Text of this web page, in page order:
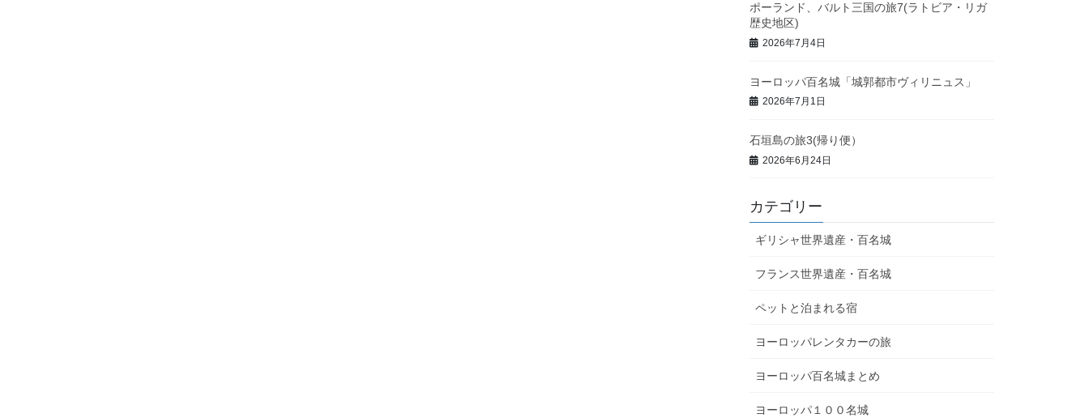
ポーランド、バルト三国の旅7(ラトビア・リガ
歴史地区)
2026年7月4日
ヨーロッパ百名城「城郭都市ヴィリニュス」
2026年7月1日
石垣島の旅3(帰り便）
2026年6月24日
カテゴリー
ギリシャ世界遺産・百名城
フランス世界遺産・百名城
ペットと泊まれる宿
ヨーロッパレンタカーの旅
ヨーロッパ百名城まとめ
ヨーロッパ１００名城